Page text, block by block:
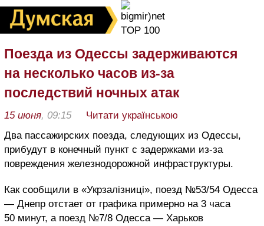
Поезда из Одессы задерживаются
на несколько часов из-за
последствий ночных атак
15 июня, 09:15
Читати українською
Два пассажирских поезда, следующих из Одессы,
прибудут в конечный пункт с задержками из-за
повреждения железнодорожной инфраструктуры.
Как сообщили в «Укрзалізниці», поезд №53/54 Одесса
— Днепр отстает от графика примерно на 3 часа
50 минут, а поезд №7/8 Одесса — Харьков